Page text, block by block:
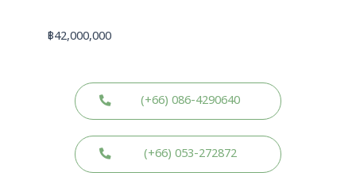
฿42,000,000
(+66) 086-4290640
(+66) 053-272872